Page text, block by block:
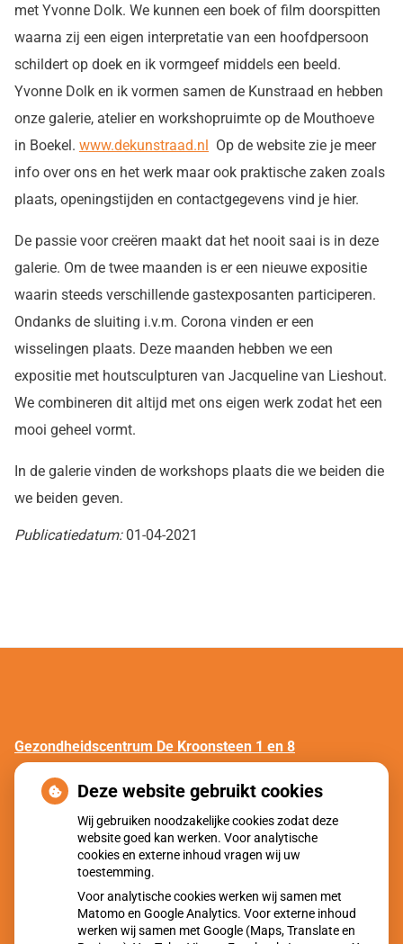
met Yvonne Dolk. We kunnen een boek of film doorspitten
waarna zij een eigen interpretatie van een hoofdpersoon
schildert op doek en ik vormgeef middels een beeld.
Yvonne Dolk en ik vormen samen de Kunstraad en hebben
onze galerie, atelier en workshopruimte op de Mouthoeve
in Boekel. www.dekunstraad.nl Op de website zie je meer
info over ons en het werk maar ook praktische zaken zoals
plaats, openingstijden en contactgegevens vind je hier.
De passie voor creëren maakt dat het nooit saai is in deze
galerie. Om de twee maanden is er een nieuwe expositie
waarin steeds verschillende gastexposanten participeren.
Ondanks de sluiting i.v.m. Corona vinden er een
wisselingen plaats. Deze maanden hebben we een
expositie met houtsculpturen van Jacqueline van Lieshout.
We combineren dit altijd met ons eigen werk zodat het een
mooi geheel vormt.
In de galerie vinden de workshops plaats die we beiden die
we beiden geven.
Publicatiedatum: 01-04-2021
Gezondheidscentrum De Kroonsteen 1 en 8
Gezond hart in Malden
Gezondheidscentrum De Vuursteen
Gezond hart in Molenhoek
Huisartsenpraktijk Overasselt
Gezond hart in Overasselt
Deze website gebruikt cookies
Wij gebruiken noodzakelijke cookies zodat deze
website goed kan werken. Voor analytische
cookies en externe inhoud vragen wij uw
toestemming.
Voor analytische cookies werken wij samen met
Matomo en Google Analytics. Voor externe inhoud
werken wij samen met Google (Maps, Translate en